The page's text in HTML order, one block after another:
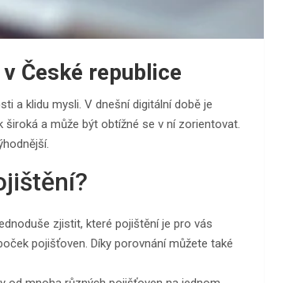
České republice
a klidu mysli. V dnešní digitální době je
široká a může být obtížné se v ní zorientovat.
zjistit, které pojištění je pro vás
pojišťoven. Díky porovnání můžete také